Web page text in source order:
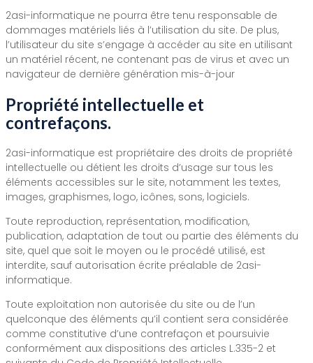
2asi-informatique ne pourra être tenu responsable de
dommages matériels liés à l’utilisation du site. De plus,
l’utilisateur du site s’engage à accéder au site en utilisant
un matériel récent, ne contenant pas de virus et avec un
navigateur de dernière génération mis-à-jour
Propriété intellectuelle et
contrefaçons.
2asi-informatique est propriétaire des droits de propriété
intellectuelle ou détient les droits d’usage sur tous les
éléments accessibles sur le site, notamment les textes,
images, graphismes, logo, icônes, sons, logiciels.
Toute reproduction, représentation, modification,
publication, adaptation de tout ou partie des éléments du
site, quel que soit le moyen ou le procédé utilisé, est
interdite, sauf autorisation écrite préalable de 2asi-
informatique.
Toute exploitation non autorisée du site ou de l’un
quelconque des éléments qu’il contient sera considérée
comme constitutive d’une contrefaçon et poursuivie
conformément aux dispositions des articles L.335-2 et